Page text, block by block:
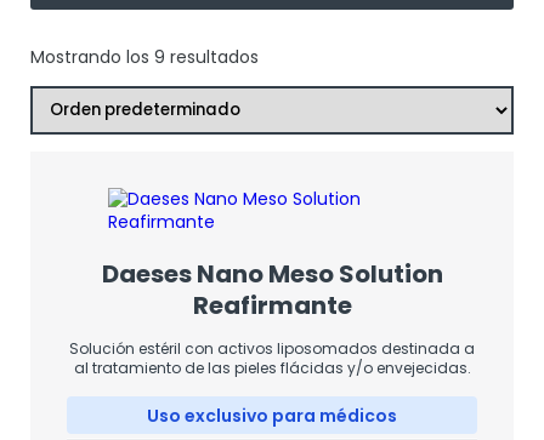
Mostrando los 9 resultados
Daeses Nano Meso Solution
Reafirmante
Solución estéril con activos liposomados destinada a
al tratamiento de las pieles flácidas y/o envejecidas.
Uso exclusivo para médicos